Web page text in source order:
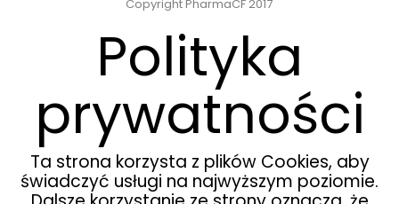
Copyright PharmaCF 2017
Polityka
prywatności
Ta strona korzysta z plików Cookies, aby
świadczyć usługi na najwyższym poziomie.